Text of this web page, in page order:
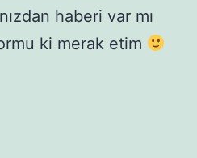
haberi var mı
ki merak etim